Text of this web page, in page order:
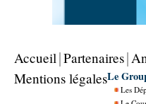
Accueil Partenaires
Mentions légalesLe
Les